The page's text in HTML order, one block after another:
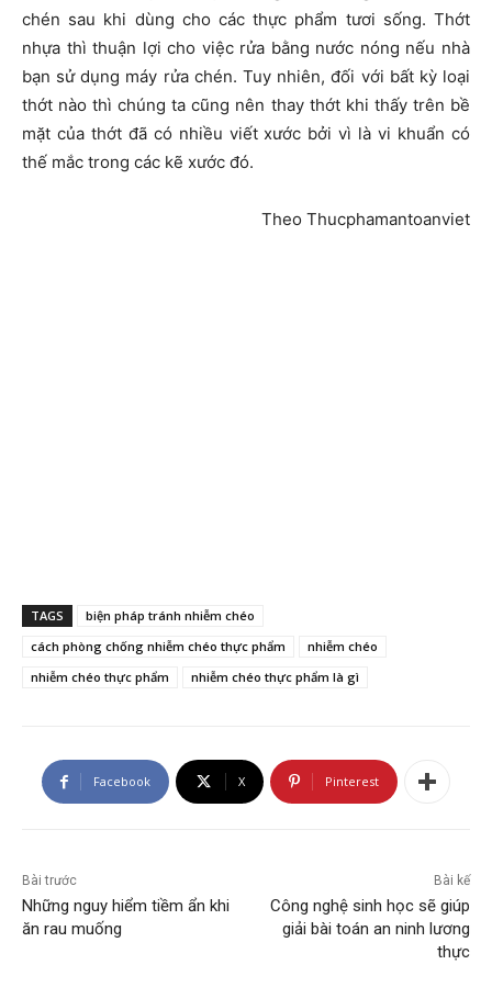
chén sau khi dùng cho các thực phẩm tươi sống. Thớt
nhựa thì thuận lợi cho việc rửa bằng nước nóng nếu nhà
bạn sử dụng máy rửa chén. Tuy nhiên, đối với bất kỳ loại
thớt nào thì chúng ta cũng nên thay thớt khi thấy trên bề
mặt của thớt đã có nhiều viết xước bởi vì là vi khuẩn có
thế mắc trong các kẽ xước đó.
Theo Thucphamantoanviet
TAGS
biện pháp tránh nhiễm chéo
cách phòng chống nhiễm chéo thực phẩm
nhiễm chéo
nhiễm chéo thực phẩm
nhiễm chéo thực phẩm là gì
Facebook X Pinterest
Bài trước
Những nguy hiểm tiềm ẩn khi
ăn rau muống
Bài kế
Công nghệ sinh học sẽ giúp
giải bài toán an ninh lương
thực